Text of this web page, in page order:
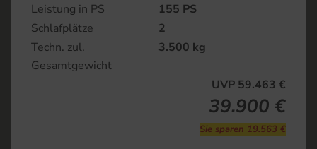
Leistung in PS
155 PS
Schlafplätze
2
Techn. zul.
Gesamtgewicht
3.500 kg
39.900 €
UVP 59.463 €
Sie sparen 19.563 €